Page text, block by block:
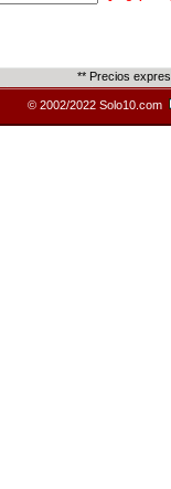
** Precios
© 2002/2022 Solo10.com